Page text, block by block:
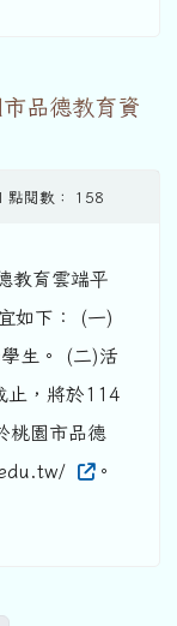
品德教育資
點閱數： 158
教育雲端平
如下： (一)
生。 (二)活
止，將於114
桃園市品德
。